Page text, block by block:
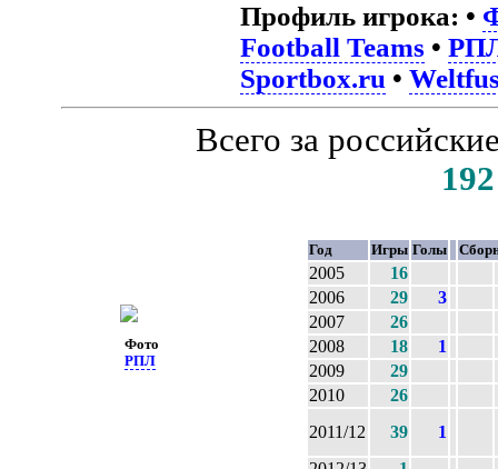
Профиль игрока: •
Football Teams •
Sportbox.ru •
Фото
РПЛ
Всего за
192
Год Игры Голы
2005
16
2006
29
3
2007
26
2008
18
1
2009
29
2010
26
2011/12
39
1